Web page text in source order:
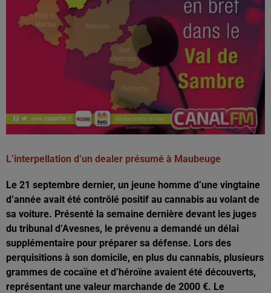
L’interpellation d’un dealer présumé à Maubeuge
Le 21 septembre dernier, un jeune homme d’une vingtaine
d’année avait été contrôlé positif au cannabis au volant de
sa voiture. Présenté la semaine dernière devant les juges
du tribunal d’Avesnes, le prévenu a demandé un délai
supplémentaire pour préparer sa défense. Lors des
perquisitions à son domicile, en plus du cannabis, plusieurs
grammes de cocaïne et d’héroïne avaient été découverts,
représentant une valeur marchande de 2000 €. Le